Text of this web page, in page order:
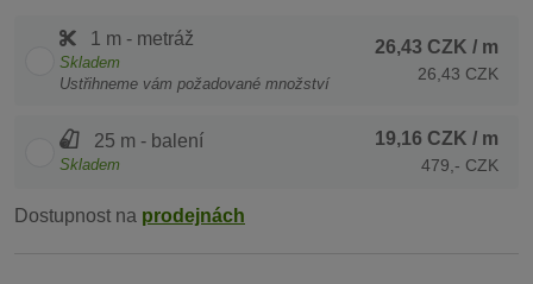
1 m - metráž
Skladem
Ustřihneme vám požadované množství
26,43 CZK / m
26,43 CZK
25 m - balení
Skladem
19,16 CZK / m
479,- CZK
Dostupnost na prodejnách